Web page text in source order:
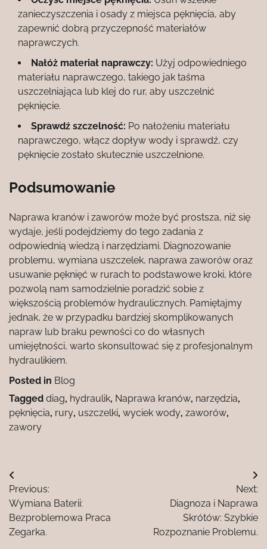
zanieczyszczenia i osady z miejsca pęknięcia, aby
zapewnić dobrą przyczepność materiałów
naprawczych.
Nałóż materiał naprawczy: Użyj odpowiedniego
materiału naprawczego, takiego jak taśma
uszczelniająca lub klej do rur, aby uszczelnić
pęknięcie.
Sprawdź szczelność: Po nałożeniu materiału
naprawczego, włącz dopływ wody i sprawdź, czy
pęknięcie zostało skutecznie uszczelnione.
Podsumowanie
Naprawa kranów i zaworów może być prostsza, niż się
wydaje, jeśli podejdziemy do tego zadania z
odpowiednią wiedzą i narzędziami. Diagnozowanie
problemu, wymiana uszczelek, naprawa zaworów oraz
usuwanie pęknięć w rurach to podstawowe kroki, które
pozwolą nam samodzielnie poradzić sobie z
większością problemów hydraulicznych. Pamiętajmy
jednak, że w przypadku bardziej skomplikowanych
napraw lub braku pewności co do własnych
umiejętności, warto skonsultować się z profesjonalnym
hydraulikiem.
Posted in Blog
Tagged diag, hydraulik, Naprawa kranów, narzędzia,
pęknięcia, rury, uszczelki, wyciek wody, zaworów,
zawory
Nawigacja
wpisu
Previous:
Wymiana Baterii:
Bezproblemowa Praca
Zegarka.
Next:
Diagnoza i Naprawa
Skrótów: Szybkie
Rozpoznanie Problemu.